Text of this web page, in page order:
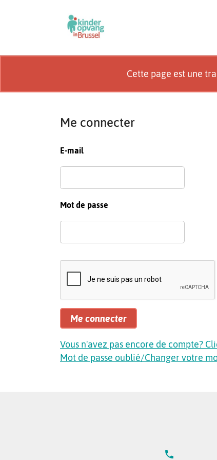
Cette page est une
Me connecter
E-mail
Mot de passe
Me connecter
Vous n'avez pas encore de compte?
Mot de passe oublié/Changer votre